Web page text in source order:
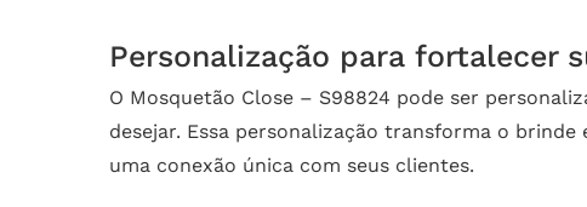
Personalização para fortalecer
O Mosquetão Close – S98824 pode ser
desejar. Essa personalização transforma o
uma conexão única com seus clientes.